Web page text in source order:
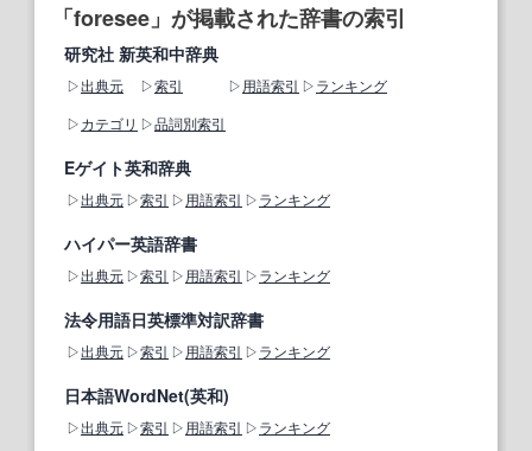
「foresee」が掲載された辞書の索引
研究社 新英和中辞典
出典元 索引 用語索引
ランキング
カテゴリ
品詞別索引
Eゲイト英和辞典
出典元 索引 用語索引 ランキング
ハイパー英語辞書
出典元 索引 用語索引 ランキング
法令用語日英標準対訳辞書
出典元 索引 用語索引 ランキング
日本語WordNet(英和)
出典元 索引 用語索引 ランキング